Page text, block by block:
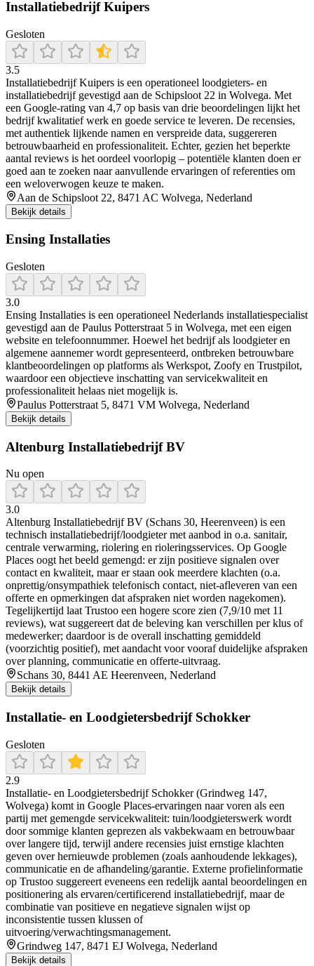
Installatiebedrijf Kuipers
Gesloten
3.5
Installatiebedrijf Kuipers is een operationeel loodgieters- en
installatiebedrijf gevestigd aan de Schipsloot 22 in Wolvega. Met
een Google‑rating van 4,7 op basis van drie beoordelingen lijkt het
bedrijf kwalitatief werk en goede service te leveren. De recensies,
met authentiek lijkende namen en verspreide data, suggereren
betrouwbaarheid en professionaliteit. Echter, gezien het beperkte
aantal reviews is het oordeel voorlopig – potentiële klanten doen er
goed aan te zoeken naar aanvullende ervaringen of referenties om
een weloverwogen keuze te maken.
Aan de Schipsloot 22, 8471 AC Wolvega, Nederland
Bekijk details
Ensing Installaties
Gesloten
3.0
Ensing Installaties is een operationeel Nederlands installatiespecialist
gevestigd aan de Paulus Potterstraat 5 in Wolvega, met een eigen
website en telefoonnummer. Hoewel het bedrijf als loodgieter en
algemene aannemer wordt gepresenteerd, ontbreken betrouwbare
klantbeoordelingen op platforms als Werkspot, Zoofy en Trustpilot,
waardoor een objectieve inschatting van servicekwaliteit en
professionaliteit helaas niet mogelijk is.
Paulus Potterstraat 5, 8471 VM Wolvega, Nederland
Bekijk details
Altenburg Installatiebedrijf BV
Nu open
3.0
Altenburg Installatiebedrijf BV (Schans 30, Heerenveen) is een
technisch installatiebedrijf/loodgieter met aanbod in o.a. sanitair,
centrale verwarming, riolering en rioleringsservices. Op Google
Places oogt het beeld gemengd: er zijn positieve signalen over
contact en kwaliteit, maar er staan ook meerdere klachten (o.a.
onprettig/onsympathiek telefonisch contact, niet-afleveren van een
offerte en opmerkingen dat afspraken niet worden nagekomen).
Tegelijkertijd laat Trustoo een hogere score zien (7,9/10 met 11
reviews), wat suggereert dat de beleving kan verschillen per klus of
medewerker; daardoor is de overall inschatting gemiddeld
(voorzichtig positief), met aandacht voor vooraf duidelijke afspraken
over planning, communicatie en offerte-uitvraag.
Schans 30, 8441 AE Heerenveen, Nederland
Bekijk details
Installatie- en Loodgietersbedrijf Schokker
Gesloten
2.9
Installatie- en Loodgietersbedrijf Schokker (Grindweg 147,
Wolvega) komt in Google Places-ervaringen naar voren als een
partij met gemengde servicekwaliteit: tuin/loodgieterswerk wordt
door sommige klanten geprezen als vakbekwaam en betrouwbaar
over langere tijd, terwijl andere recensies juist ernstige klachten
geven over hernieuwde problemen (zoals aanhoudende lekkages),
communicatie en de afhandeling/garantie. Externe profielinformatie
op Trustoo suggereert eveneens een redelijk aantal beoordelingen en
positionering als ervaren/certificerend installatiebedrijf, maar de
combinatie van positieve en negatieve signalen wijst op
inconsistentie tussen klussen of
uitvoering/verwachtingsmanagement.
Grindweg 147, 8471 EJ Wolvega, Nederland
Bekijk details